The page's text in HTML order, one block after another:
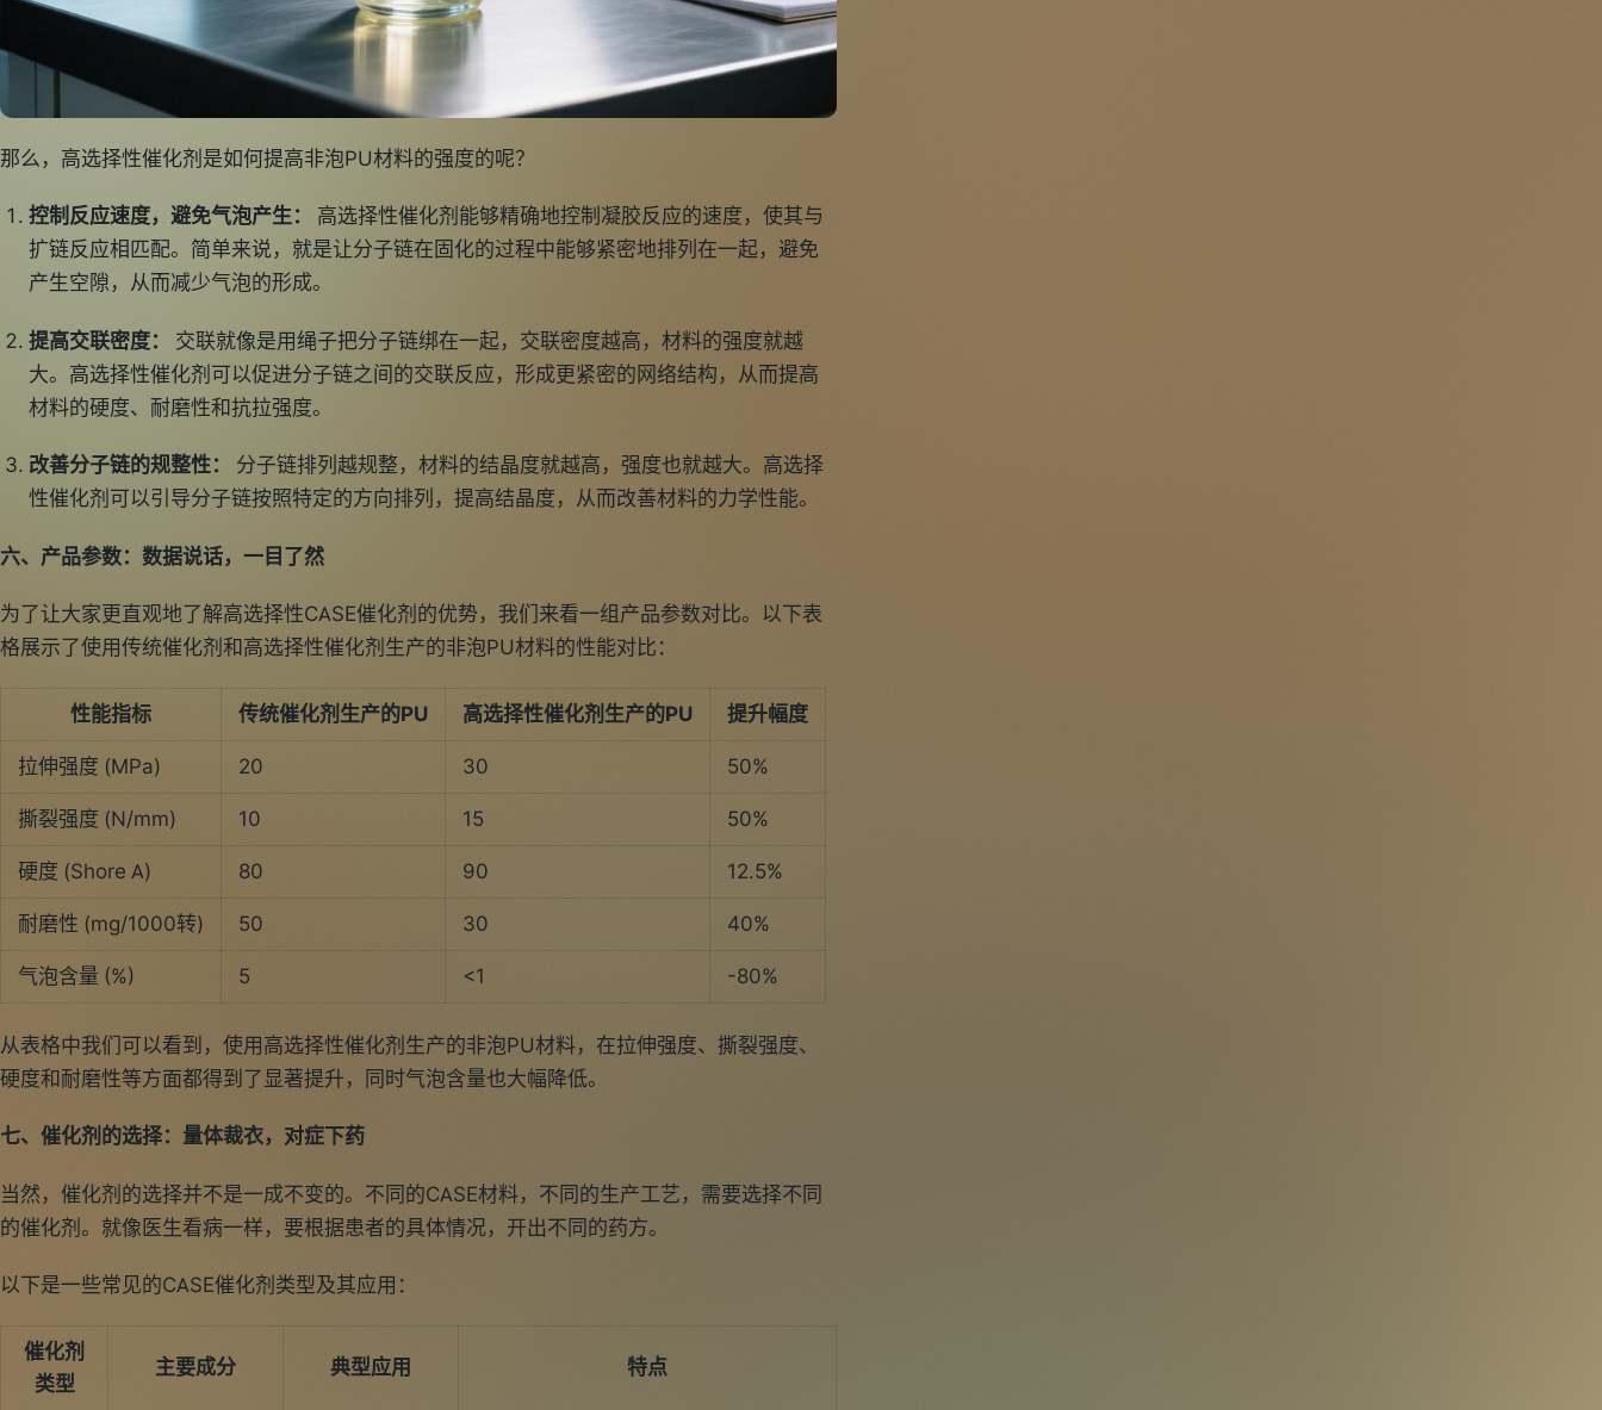
那么，高选择性催化剂是如何提高非泡PU材料的强度的呢？
控制反应速度，避免气泡产生：
高选择性催化剂能够精确地控制凝胶反应的速度，使其与
扩链反应相匹配。简单来说，就是让分子链在固化的过程中能够紧密地排列在一起，避免
产生空隙，从而减少气泡的形成。
提高交联密度：
交联就像是用绳子把分子链绑在一起，交联密度越高，材料的强度就越
大。高选择性催化剂可以促进分子链之间的交联反应，形成更紧密的网络结构，从而提高
材料的硬度、耐磨性和抗拉强度。
改善分子链的规整性：
分子链排列越规整，材料的结晶度就越高，强度也就越大。高选择
性催化剂可以引导分子链按照特定的方向排列，提高结晶度，从而改善材料的力学性能。
六、产品参数：数据说话，一目了然
为了让大家更直观地了解高选择性CASE催化剂的优势，我们来看一组产品参数对比。以下表
格展示了使用传统催化剂和高选择性催化剂生产的非泡PU材料的性能对比：
性能指标 传统催化剂生产的PU 高选择性催化剂生产的PU
提升幅度
拉伸强度 (MPa)
20 30
50%
撕裂强度 (N/mm)
10 15
50%
硬度 (Shore A)
80 90
12.5%
耐磨性 (mg/1000转)
50 30
40%
气泡含量 (%)
5 <1 -80%
从表格中我们可以看到，使用高选择性催化剂生产的非泡PU材料，在拉伸强度、撕裂强度、
硬度和耐磨性等方面都得到了显著提升，同时气泡含量也大幅降低。
七、催化剂的选择：量体裁衣，对症下药
当然，催化剂的选择并不是一成不变的。不同的CASE材料，不同的生产工艺，需要选择不同
的催化剂。就像医生看病一样，要根据患者的具体情况，开出不同的药方。
以下是一些常见的CASE催化剂类型及其应用：
催化剂
类型
主要成分 典型应用 特点